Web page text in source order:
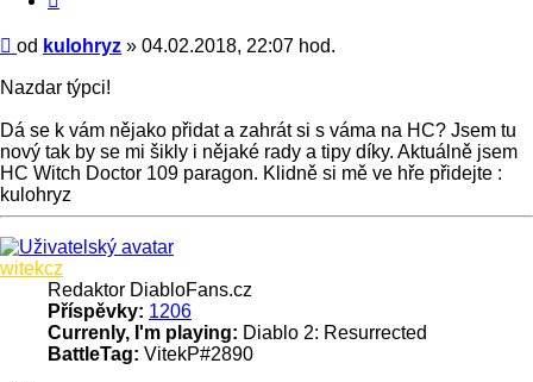
Příspěvek
od kulohryz » 04.02.2018, 22:07 hod.
Nazdar týpci!
Dá se k vám nějako přidat a zahrát si s váma na HC? Jsem tu
nový tak by se mi šikly i nějaké rady a tipy díky. Aktuálně jsem
HC Witch Doctor 109 paragon. Klidně si mě ve hře přidejte :
kulohryz
Nahoru
witekcz
Redaktor DiabloFans.cz
Příspěvky: 1206
Currenly, I'm playing: Diablo 2: Resurrected
BattleTag: VitekP#2890